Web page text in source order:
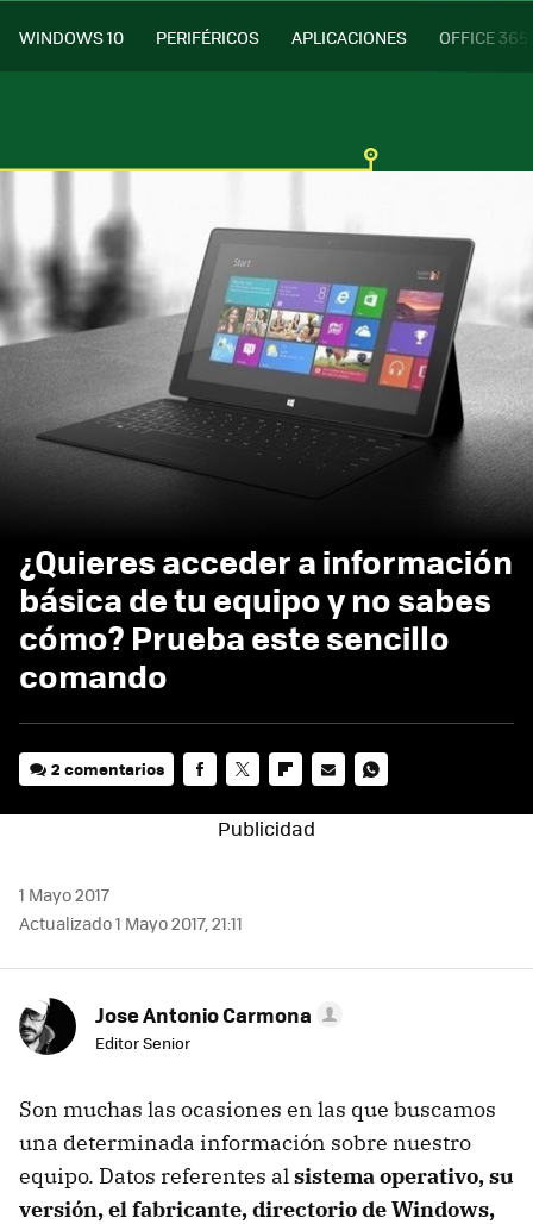
WINDOWS 10 PERIFÉRICOS APLICACIONES OFFICE 365
¿Quieres acceder a información
básica de tu equipo y no sabes
cómo? Prueba este sencillo
comando
2 comentarios
MAIL
1 Mayo 2017
Actualizado 1 Mayo 2017, 21:11
Jose Antonio Carmona
Editor Senior
Son muchas las ocasiones en las que buscamos
una determinada información sobre nuestro
equipo. Datos referentes alsistema operativo, su
versión, el fabricante, directorio de Windows,